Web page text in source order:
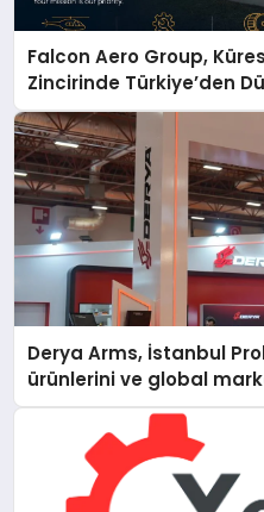
Falcon Aero Group,
Zincirinde Türkiye’den
Derya Arms, İstanbul
ürünlerini ve global